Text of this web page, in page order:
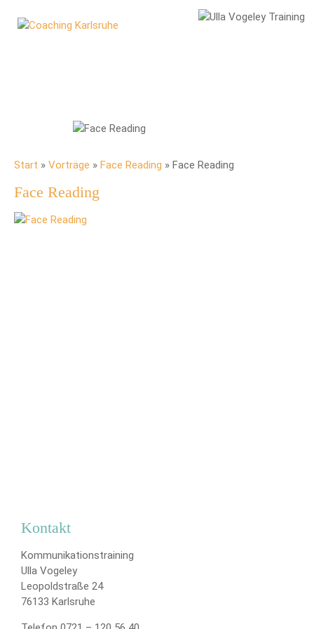
Start » Vorträge » Face Reading » Face Reading
Face Reading
Kontakt
Kommunikationstraining
Ulla Vogeley
Leopoldstraße 24
76133 Karlsruhe